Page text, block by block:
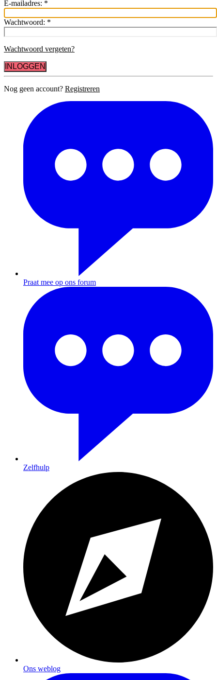
E-mailadres: *
Wachtwoord: *
Wachtwoord vergeten?
INLOGGEN
Nog geen account? Registreren
Praat mee op ons forum
Zelfhulp
Ons weblog